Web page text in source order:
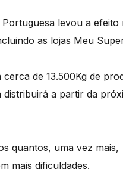
levou a efeito
as lojas Meu
de 13.500Kg de
distribuirá a partir da
quantos, uma vez mais,
mais dificuldades.